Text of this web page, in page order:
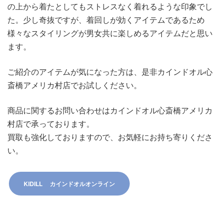
の上から着たとしてもストレスなく着れるような印象でし
た。少し奇抜ですが、着回しが効くアイテムであるため
様々なスタイリングが男女共に楽しめるアイテムだと思い
ます。
ご紹介のアイテムが気になった方は、是非カインドオル心
斎橋アメリカ村店でお試しください。
商品に関するお問い合わせはカインドオル心斎橋アメリカ
村店で承っております。
買取も強化しておりますので、お気軽にお持ち寄りくださ
い。
KIDILL カインドオルオンライン